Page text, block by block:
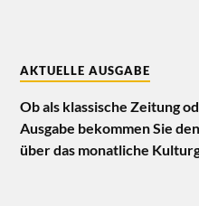
AKTUELLE AUSGABE
Ob als klassische Zeitung
Ausgabe bekommen Sie
über das monatliche